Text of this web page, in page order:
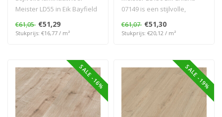
Meister LD55 in Eik Bayfield
06679 met natuurlijke hout..
€61,05 €51,29
Stukprijs: €16,77 / m²
07149 is een stijlvolle,
donker eiken laminaatvloer
me..
€61,07 €51,30
Stukprijs: €20,12 / m²
SALE -16% SALE -19%